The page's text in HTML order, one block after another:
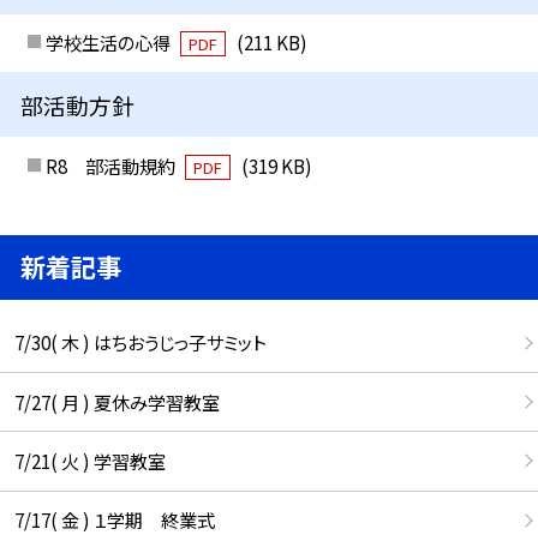
学校生活の心得 PDF (211 KB)
部活動方針
R8 部活動規約 PDF (319 KB)
新着記事
7/30( 木 ) はちおうじっ子サミット
7/27( 月 ) 夏休み学習教室
7/21( 火 ) 学習教室
7/17( 金 ) １学期 終業式